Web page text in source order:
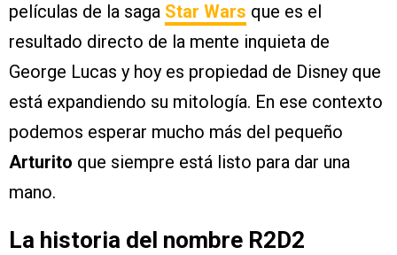
películas de la saga Star Wars que es el
resultado directo de la mente inquieta de
George Lucas y hoy es propiedad de Disney que
está expandiendo su mitología. En ese contexto
podemos esperar mucho más del pequeño
Arturito que siempre está listo para dar una
mano.
La historia del nombre R2D2